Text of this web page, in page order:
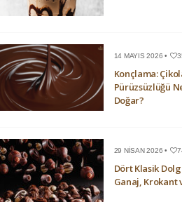
14 MAYIS 2026 •
Konçlama:
Pürüzsüzlüğü
Doğar?
29 NISAN 2026 •
Dört Klasik
Ganaj, Krokant